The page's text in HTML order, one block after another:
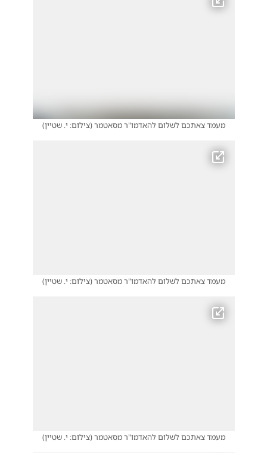
מעמד צאתכם לשלום להאדמו"ר מסאטמר(צילום: י. שטיין)
מעמד צאתכם לשלום להאדמו"ר מסאטמר(צילום: י. שטיין)
מעמד צאתכם לשלום להאדמו"ר מסאטמר(צילום: י. שטיין)